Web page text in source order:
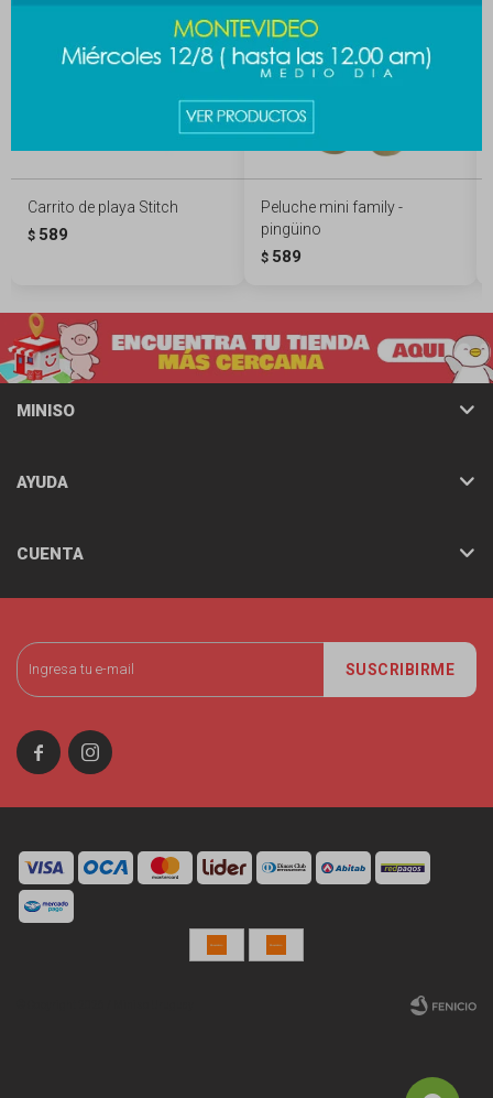
Carrito de playa Stitch
$ 589
Peluche mini family -
pingüino
$ 589
SUSCRIBIRME
 
MINISO
AYUDA
CUENTA